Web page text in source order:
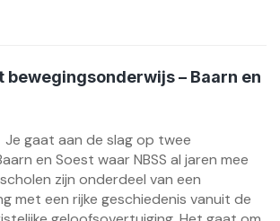
bewegingsonderwijs – Baarn en
gaat aan de slag op twee
en Soest waar NBSS al jaren mee
zijn onderdeel van een
met een rijke geschiedenis vanuit de